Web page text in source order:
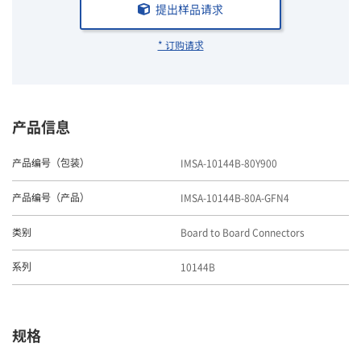
提出样品请求
* 订购请求
产品信息
产品编号（包装） IMSA-10144B-80Y900
产品编号（产品） IMSA-10144B-80A-GFN4
类别 Board to Board Connectors
系列 10144B
规格